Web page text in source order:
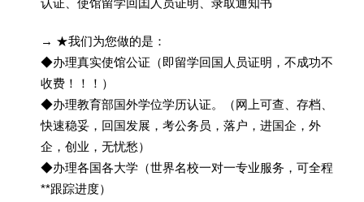
认证、使馆留学回囯人员证明、录取通知书
→ ★我们为您做的是：
◆办理真实使馆公证（即留学回国人员证明，不成功不
收费！！！）
◆办理教育部国外学位学历认证。（网上可查、存档、
快速稳妥，回国发展，考公务员，落户，进国企，外
企，创业，无忧愁）
◆办理各国各大学（世界名校一对一专业服务，可全程
**跟踪进度）